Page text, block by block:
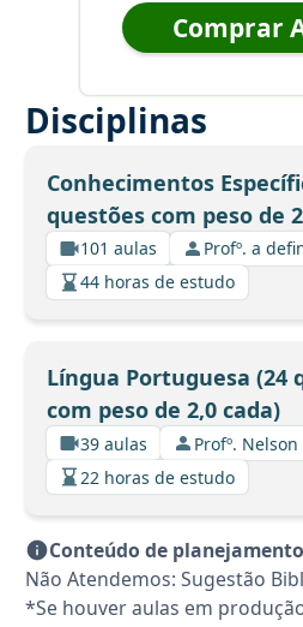
Comprar
Disciplinas
Conhecimentos
questões com peso de
101 aulas
Profº. a
44 horas de estudo
Língua Portuguesa (24
com peso de 2,0 cada)
39 aulas
Profº.
22 horas de estudo
Conteúdo de planejamento
Não Atendemos: Sugestão
*Se houver aulas em